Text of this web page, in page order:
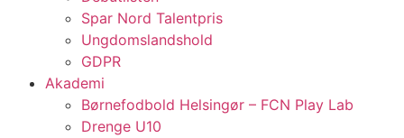
Spar Nord Talentpris
Ungdomslandshold
GDPR
Akademi
Børnefodbold Helsingør – FCN Play Lab
Drenge U10